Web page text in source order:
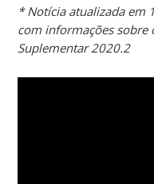
* Notícia atualizada em
com informações sobre
Suplementar 2020.2